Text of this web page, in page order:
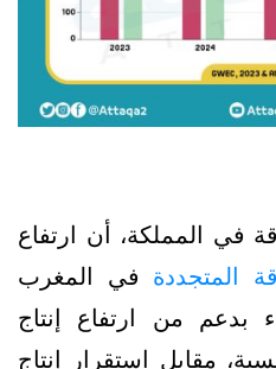
في المملكة، أن ارتفاع
المتجددة في المغرب
بدعم من ارتفاع إنتاج
مقابل استقرار إنتاج